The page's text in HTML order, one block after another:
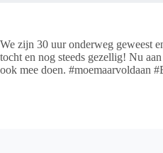
We zijn 30 uur onderweg geweest
tocht en nog steeds gezellig! Nu
ook mee doen. #moemaarvoldaan #